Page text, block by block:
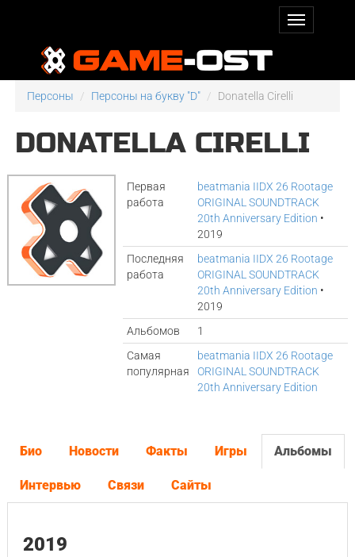
Персоны Персоны на букву "D" Donatella Cirelli
DONATELLA CIRELLI
Первая
работа
beatmania IIDX 26 Rootage
ORIGINAL SOUNDTRACK
20th Anniversary Edition •
2019
Последняя
работа
beatmania IIDX 26 Rootage
ORIGINAL SOUNDTRACK
20th Anniversary Edition •
2019
Альбомов
1
Самая
популярная
beatmania IIDX 26 Rootage
ORIGINAL SOUNDTRACK
20th Anniversary Edition
Био Новости Факты Игры Альбомы
Интервью Связи Сайты
2019